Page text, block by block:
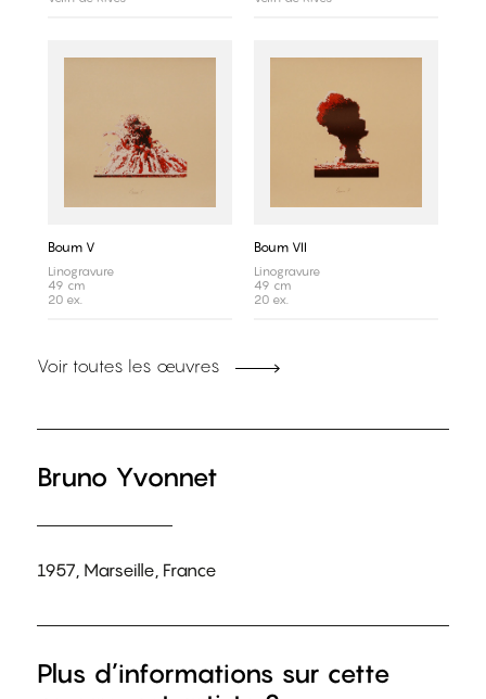
Boum V
Linogravure
49 cm
20 ex.
Boum VII
Linogravure
49 cm
20 ex.
Voir toutes les œuvres
Bruno Yvonnet
1957, Marseille, France
Plus d’informations sur cette